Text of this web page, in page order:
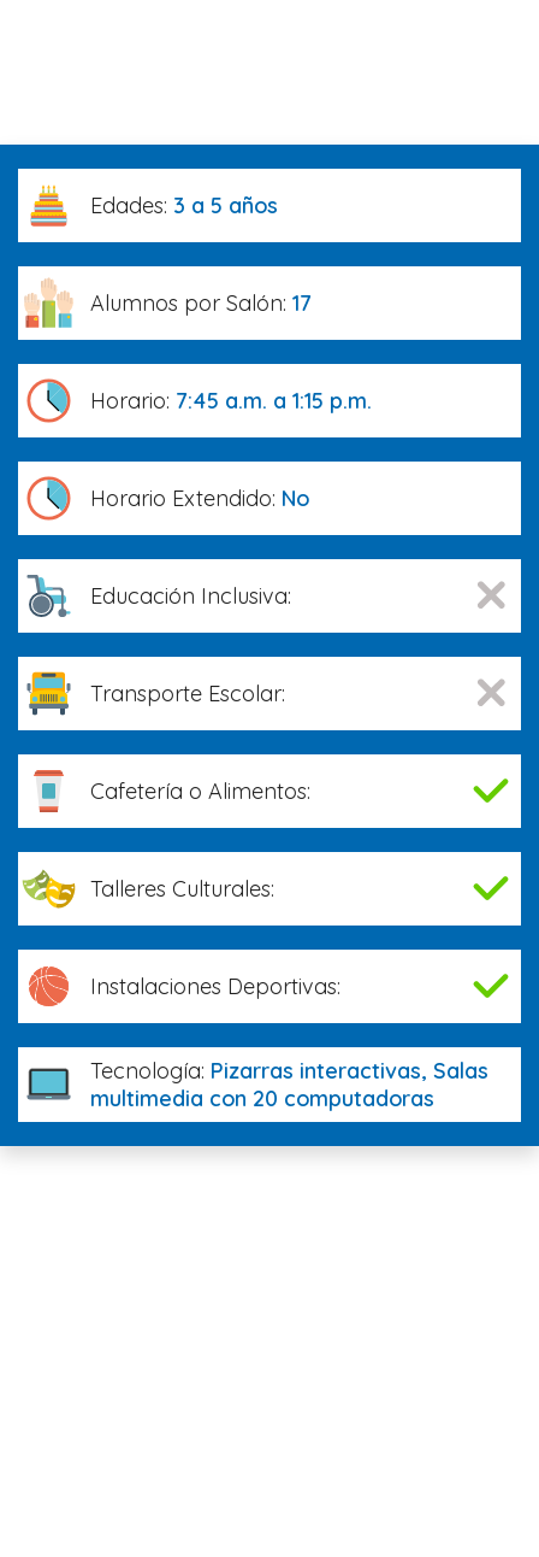
Edades: 3 a 5 años
Alumnos por Salón: 17
Horario: 7:45 a.m. a 1:15 p.m.
Horario Extendido: No
Educación Inclusiva:
Transporte Escolar:
Cafetería o Alimentos:
Talleres Culturales:
Instalaciones Deportivas:
Tecnología: Pizarras interactivas, Salas
multimedia con 20 computadoras